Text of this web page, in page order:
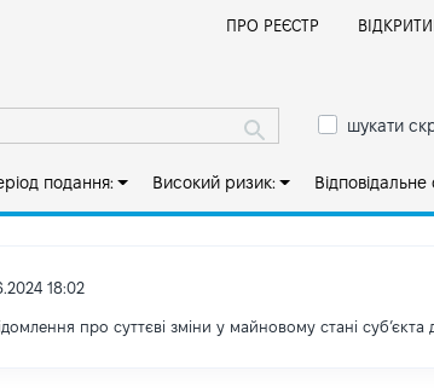
ПРО РЕЄСТР
шукати
подання: Високий ризик:
18:02
про суттєві зміни у майновому стані субʼєкта